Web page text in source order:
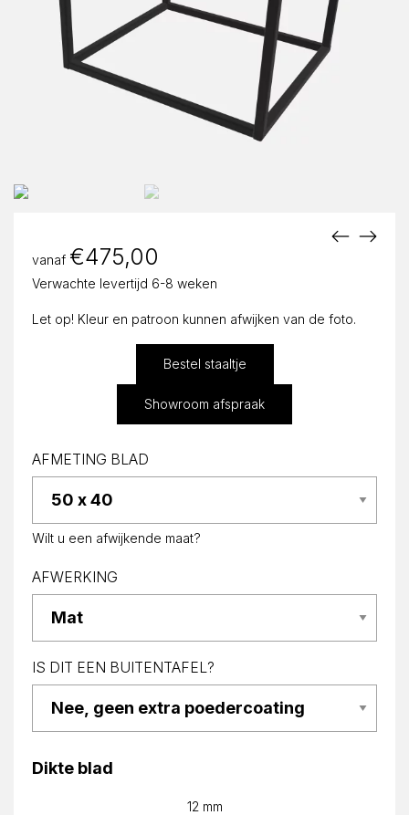
vanaf €475,00
Verwachte levertijd 6-8 weken
Let op! Kleur en patroon kunnen afwijken van de foto.
Bestel staaltje
Showroom afspraak
AFMETING BLAD
Wilt u een afwijkende maat?
AFWERKING
IS DIT EEN BUITENTAFEL?
Dikte blad
12 mm